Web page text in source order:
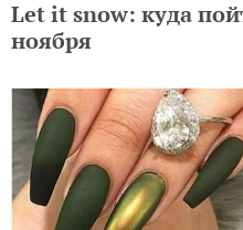
Let it snow: куда
ноября